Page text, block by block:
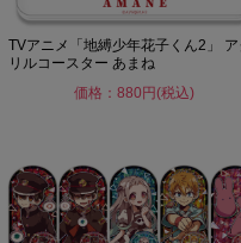
TVアニメ「地縛少年花子くん2」 ア
リルコースター あまね
価格：880円(税込)